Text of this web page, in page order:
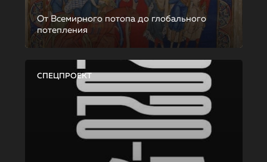
От Всемирного потопа до глобального
потепления
СПЕЦПРОЕКТ